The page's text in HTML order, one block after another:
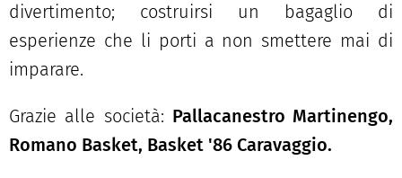
divertimento; costruirsi un bagaglio di
esperienze che li porti a non smettere mai di
imparare.
Grazie alle società: Pallacanestro Martinengo,
Romano Basket, Basket '86 Caravaggio.